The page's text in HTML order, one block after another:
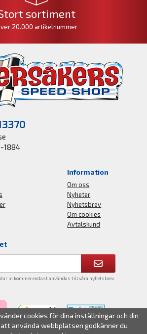
sortiment
20.000 artikelnummer
1884
Information
Om oss
Nyheter
Nyhetsbrev
Om cookies
Avtalskund
in kommer endast användas till våra nyhetsbrev.
cookies för dina inställningar och din
använda webbplatsen godkänner du